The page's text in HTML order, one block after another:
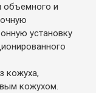
объемного и
установку
кожуха,
кожухом.